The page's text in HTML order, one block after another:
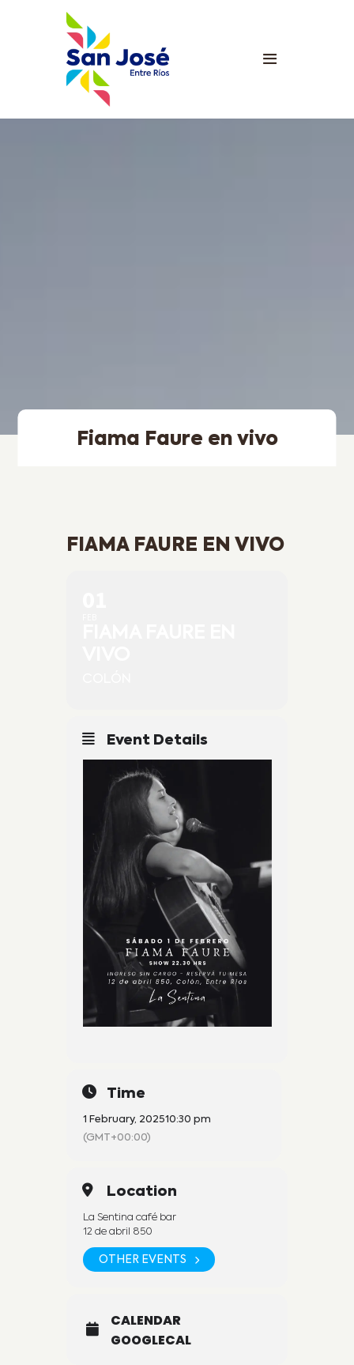
Fiama Faure en vivo
FIAMA FAURE EN VIVO
Event Details
Time
1 February, 202510:30 pm
(GMT+00:00)
Location
La Sentina café bar
12 de abril 850
OTHER EVENTS
CALENDAR
GOOGLECAL